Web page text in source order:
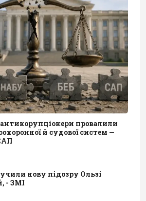
провалили
й судової систем —
нову підозру Ользі
- ЗМІ